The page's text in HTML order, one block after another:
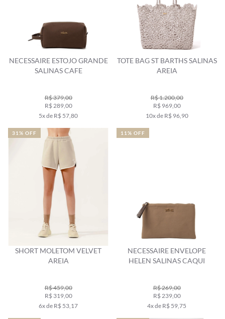
NECESSAIRE ESTOJO GRANDE
SALINAS CAFE
R$ 379,00
R$ 289,00
5x de R$ 57,80
TOTE BAG ST BARTHS SALINAS
AREIA
R$ 1.200,00
R$ 969,00
10x de R$ 96,90
SHORT MOLETOM VELVET
AREIA
R$ 459,00
R$ 319,00
6x de R$ 53,17
31% OFF
NECESSAIRE ENVELOPE
HELEN SALINAS CAQUI
R$ 269,00
R$ 239,00
4x de R$ 59,75
11% OFF